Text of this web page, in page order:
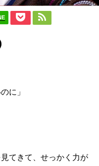
に」
てきて、せっかく力が